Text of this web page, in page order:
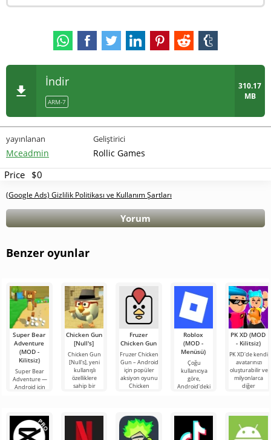
İndir
ARM-7
310.17
MB
yayınlanan
Mceadmin
Geliştirici
Rollic Games
Price $0
(Google Ads) Gizlilik Politikası ve Kullanım Şartları
Yorum
Benzer oyunlar
Super Bear
Adventure
(MOD -
Kilitsiz)
Super Bear
Adventure —
Android için
heyecan verici
3D
Chicken Gun
[Null's]
Chicken Gun
[Null's], yeni
kullanışlı
özelliklere
sahip bir
farklı
Fruzer
Chicken Gun
Fruzer Chicken
Gun – Android
için popüler
aksiyon oyunu
Chicken
Roblox
(MOD -
Menüsü)
Çoğu
kullanıcıya
göre,
Android'deki
proje, sınırsız
olanaklarıyla
PK XD (MOD
- Kilitsiz)
PK XD'de kendi
avatarınızı
oluşturabilir ve
milyonlarca
diğer